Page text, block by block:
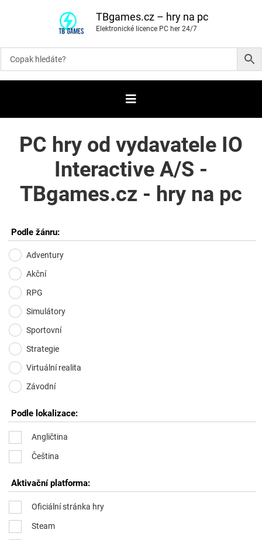
o
i
t
b
TBgames.cz – hry na pc
Elektronické licence PC her 24/7
PC hry od vydavatele IO
Interactive A/S -
TBgames.cz - hry na pc
Podle žánru:
Adventury
Akční
RPG
Simulátory
Sportovní
Strategie
Virtuální realita
Závodní
Podle lokalizace:
Angličtina
Čeština
Aktivační platforma:
Oficiální stránka hry
Steam